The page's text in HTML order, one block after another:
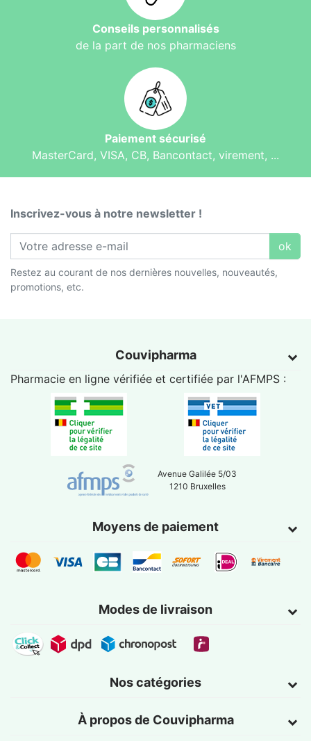
Conseils personnalisés
de la part de nos pharmaciens
Paiement sécurisé
MasterCard, VISA, CB, Bancontact, virement, ...
Inscrivez-vous à notre newsletter !
ok
Restez au courant de nos dernières nouvelles, nouveautés,
promotions, etc.
Couvipharma
Pharmacie en ligne vérifiée et certifiée par l'AFMPS :
Avenue Galilée 5/03
1210 Bruxelles
Moyens de paiement
Modes de livraison
Nos catégories
À propos de Couvipharma